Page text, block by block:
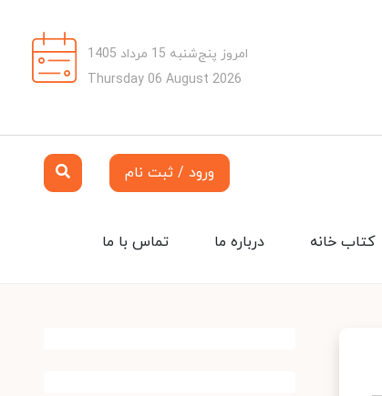
امروز پنج‌شنبه 15 مرداد 1405
Thursday 06 August 2026
ورود / ثبت نام
تماس با ما درباره ما کتاب خانه